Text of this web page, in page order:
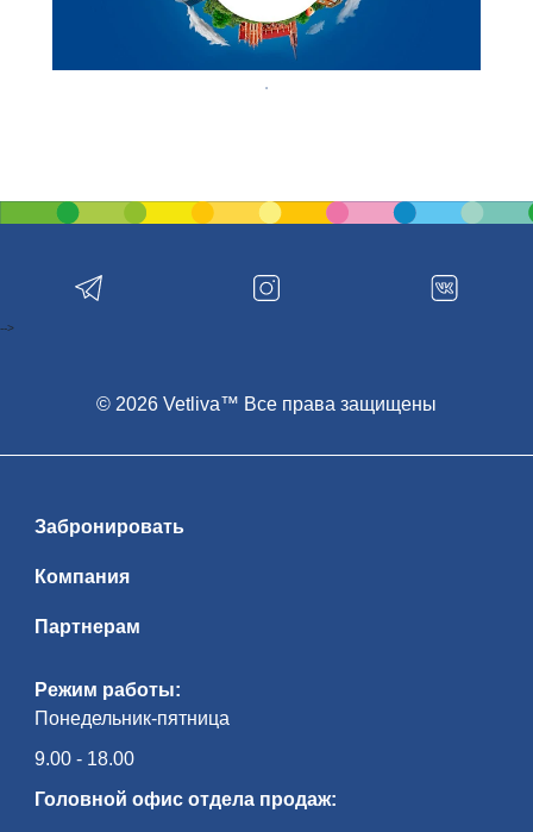
Режим работы:
Понедельник-пятница
9.00 - 18.00
Головной офис отдела продаж:
Забронировать
Компания
Партнерам
© 2026 Vetliva™ Все права защищены
-->